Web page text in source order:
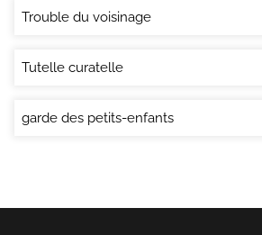
Trouble du voisinage
Tutelle curatelle
garde des petits-enfants